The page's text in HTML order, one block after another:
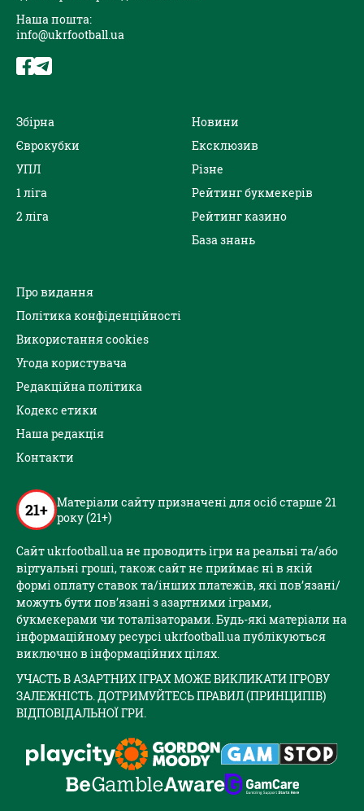
Наша пошта:
info@ukrfootball.ua
Збірна
Єврокубки
УПЛ
1 ліга
2 ліга
Новини
Ексклюзив
Різне
Рейтинг букмекерів
Рейтинг казино
База знань
Про видання
Політика конфіденційності
Використання cookies
Угода користувача
Редакційна політика
Кодекс етики
Наша редакція
Контакти
21+ Матеріали сайту призначені для осіб старше 21
року (21+)
Сайт ukrfootball.ua не проводить ігри на реальні та/або
віртуальні гроші, також сайт не приймає ні в якій
формі оплату ставок та/інших платежів, які пов’язані/
можуть бути пов’язані з азартними іграми,
букмекерами чи тоталізаторами. Будь-які матеріали на
інформаційному ресурсі ukrfootball.ua публікуються
виключно в інформаційних цілях.
УЧАСТЬ В АЗАРТНИХ ІГРАХ МОЖЕ ВИКЛИКАТИ ІГРОВУ
ЗАЛЕЖНІСТЬ. ДОТРИМУЙТЕСЬ ПРАВИЛ (ПРИНЦИПІВ)
ВІДПОВІДАЛЬНОЇ ГРИ.